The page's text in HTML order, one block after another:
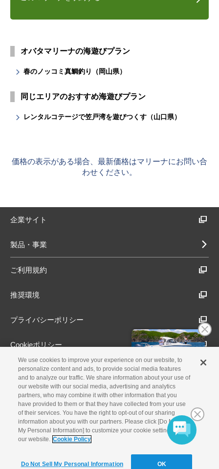
オバタマリーナの海遊びプラン
春のノッコミ真鯛釣り（岡山県）
同じエリアのおすすめ海遊びプラン
レンタルコテージで笠戸湾を遊びつくす（山口県）
価格の表示がある場合、最新価格はマリーナにお問い合
わせください。
企業サイト
製品・事業
ご利用規約
推奨環境
プライバシーポリシー
Cookieポリシー
アクセシビリティ方針
古物営業法に基づく表示
製品・事業のお問合せ
We use cookies to improve your experience on our website, to
personalize content and ads, to provide social media features
and to analyze our traffic. We share information about your use of
our website with our social media, advertising and analytics
partners, who may combine it with other information that you
have provided to them or that they have collected from your use
of their services. You have the right to opt-out of our sharing
information about you with our partners. Please click [Do Not Sell
My Personal Information] to customize your cookie settings on
our website. Cookie Policy
Do Not Sell My Personal Information OK